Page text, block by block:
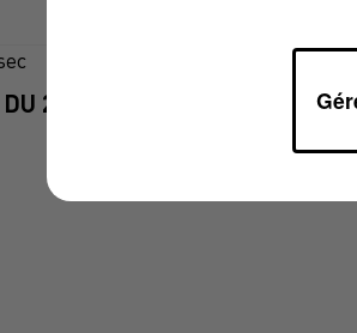
20/01/2025 À 11H01